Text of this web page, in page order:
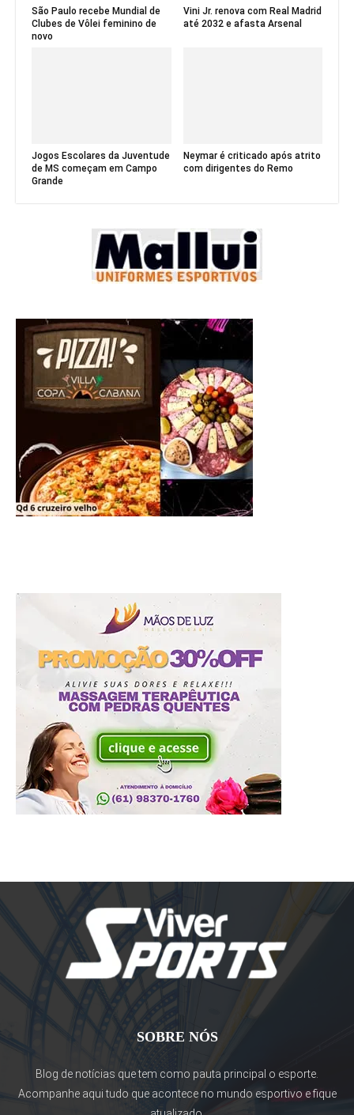
São Paulo recebe Mundial de
Clubes de Vôlei feminino de
novo
Vini Jr. renova com Real Madrid
até 2032 e afasta Arsenal
Jogos Escolares da Juventude
de MS começam em Campo
Grande
Neymar é criticado após atrito
com dirigentes do Remo
SOBRE NÓS
Blog de notícias que tem como pauta principal o esporte.
Acompanhe aqui tudo que acontece no mundo esportivo e fique